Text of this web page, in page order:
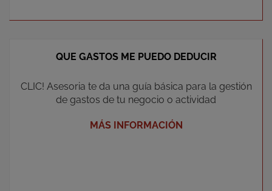
QUE GASTOS ME PUEDO DEDUCIR
CLIC! Asesoria te da una guía básica para la gestión
de gastos de tu negocio o actividad
MÁS INFORMACIÓN